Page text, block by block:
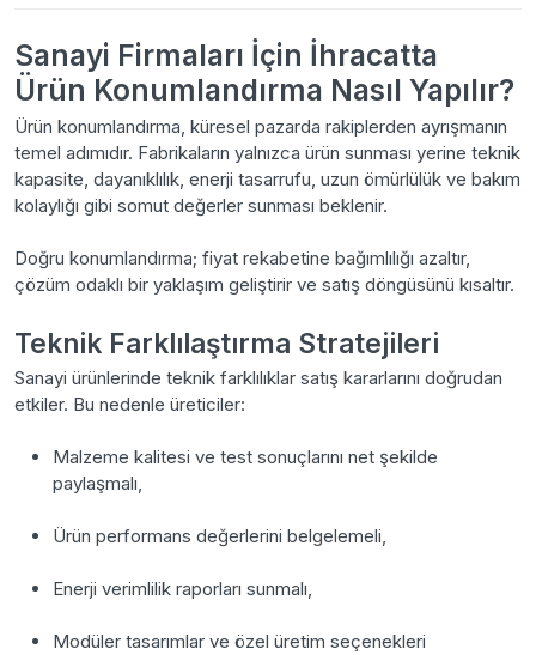
Sanayi Firmaları İçin İhracatta
Ürün Konumlandırma Nasıl Yapılır?
Ürün konumlandırma, küresel pazarda rakiplerden ayrışmanın
temel adımıdır. Fabrikaların yalnızca ürün sunması yerine teknik
kapasite, dayanıklılık, enerji tasarrufu, uzun ömürlülük ve bakım
kolaylığı gibi somut değerler sunması beklenir.
Doğru konumlandırma; fiyat rekabetine bağımlılığı azaltır,
çözüm odaklı bir yaklaşım geliştirir ve satış döngüsünü kısaltır.
Teknik Farklılaştırma Stratejileri
Sanayi ürünlerinde teknik farklılıklar satış kararlarını doğrudan
etkiler. Bu nedenle üreticiler:
Malzeme kalitesi ve test sonuçlarını net şekilde
paylaşmalı,
Ürün performans değerlerini belgelemeli,
Enerji verimlilik raporları sunmalı,
Modüler tasarımlar ve özel üretim seçenekleri